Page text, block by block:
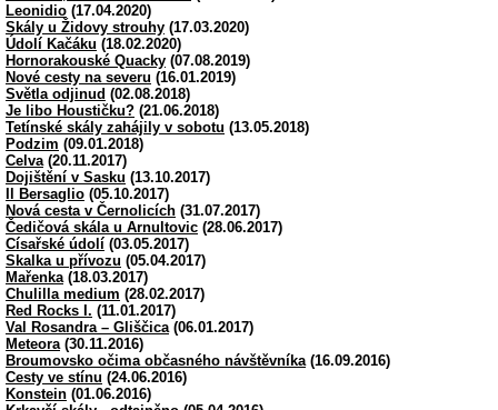
Leonidio (17.04.2020)
Skály u Židovy strouhy (17.03.2020)
Údolí Kačáku (18.02.2020)
Hornorakouské Quacky (07.08.2019)
Nové cesty na severu (16.01.2019)
Světla odjinud (02.08.2018)
Je libo Houstičku? (21.06.2018)
Tetínské skály zahájily v sobotu (13.05.2018)
Podzim (09.01.2018)
Celva(20.11.2017)
Dojištění v Sasku (13.10.2017)
Il Bersaglio (05.10.2017)
Nová cesta v Černolicích (31.07.2017)
Čedičová skála u Arnultovic (28.06.2017)
Císařské údolí (03.05.2017)
Skalka u přívozu (05.04.2017)
Mařenka(18.03.2017)
Chulilla medium (28.02.2017)
Red Rocks I. (11.01.2017)
Val Rosandra – Gliščica(06.01.2017)
Meteora(30.11.2016)
Broumovsko očima občasného návštěvníka(16.09.2016)
Cesty ve stínu (24.06.2016)
Konstein (01.06.2016)